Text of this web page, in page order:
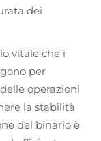
dei
vitale che i
per
operazioni
la stabilità
del binario è